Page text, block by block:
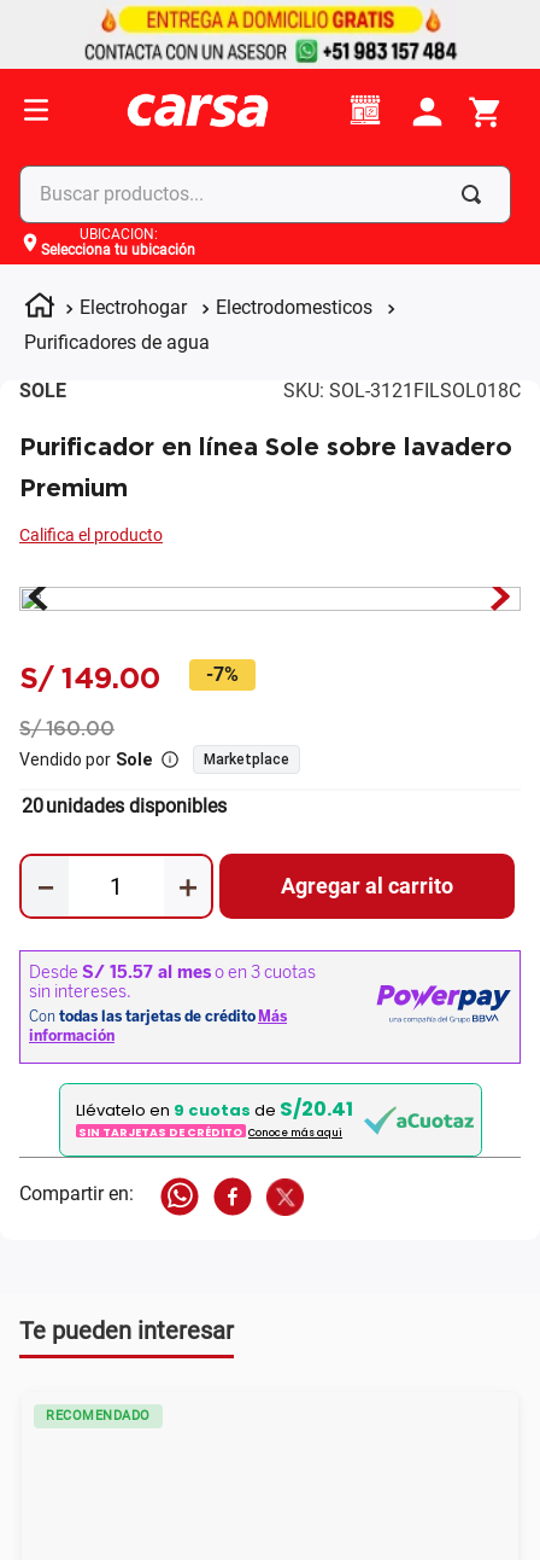
Buscar productos...
UBICACIÓN:
Selecciona tu ubicación
Electrohogar
Electrodomesticos
Purificadores de agua
SOLE SKU: SOL-3121FILSOL018C
Purificador en línea Sole sobre lavadero
Premium
S/ 149.00 -7%
S/ 160.00
Vendido por Sole Marketplace
20unidades disponibles
＋
－ Agregar al carrito
Llévatelo en 9 cuotas de S/20.41
SIN TARJETAS DE CRÉDITO Conoce más aqui
Te pueden interesar
RECOMENDADO
Términos más buscados
celulares
2.
moto
3